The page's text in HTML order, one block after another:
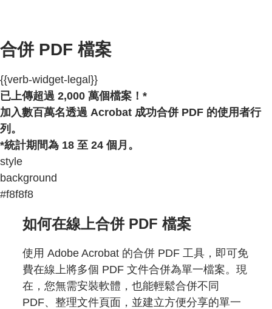
合併 PDF 檔案
{{verb-widget-legal}}
已上傳超過 2,000 萬個檔案！*
加入數百萬名透過 Acrobat 成功合併 PDF 的使用者行
列。
*統計期間為 18 至 24 個月。
style
background
#f8f8f8
如何在線上合併 PDF 檔案
使用 Adobe Acrobat 的合併 PDF 工具，即可免
費在線上將多個 PDF 文件合併為單一檔案。現
在，您無需安裝軟體，也能輕鬆合併不同
PDF、整理文件頁面，並建立方便分享的單一